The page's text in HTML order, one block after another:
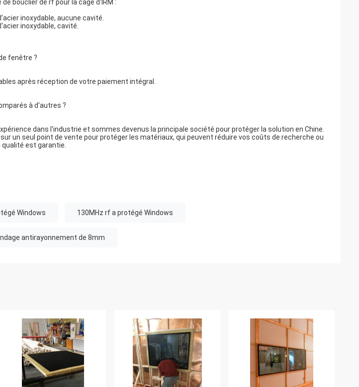
bouclier de rf pour la cage d'IRM :
inoxydable, aucune cavité.
inoxydable, cavité.
fenêtre ?
après réception de votre paiement intégral.
à d'autres ?
dans l'industrie et sommes devenus la principale société pour protéger la solution en Chine.
un seul point de vente pour protéger les matériaux, qui peuvent réduire vos coûts de recherche ou
est garantie.
Windows 130MHz rf a protégé Windows
antirayonnement de 8mm